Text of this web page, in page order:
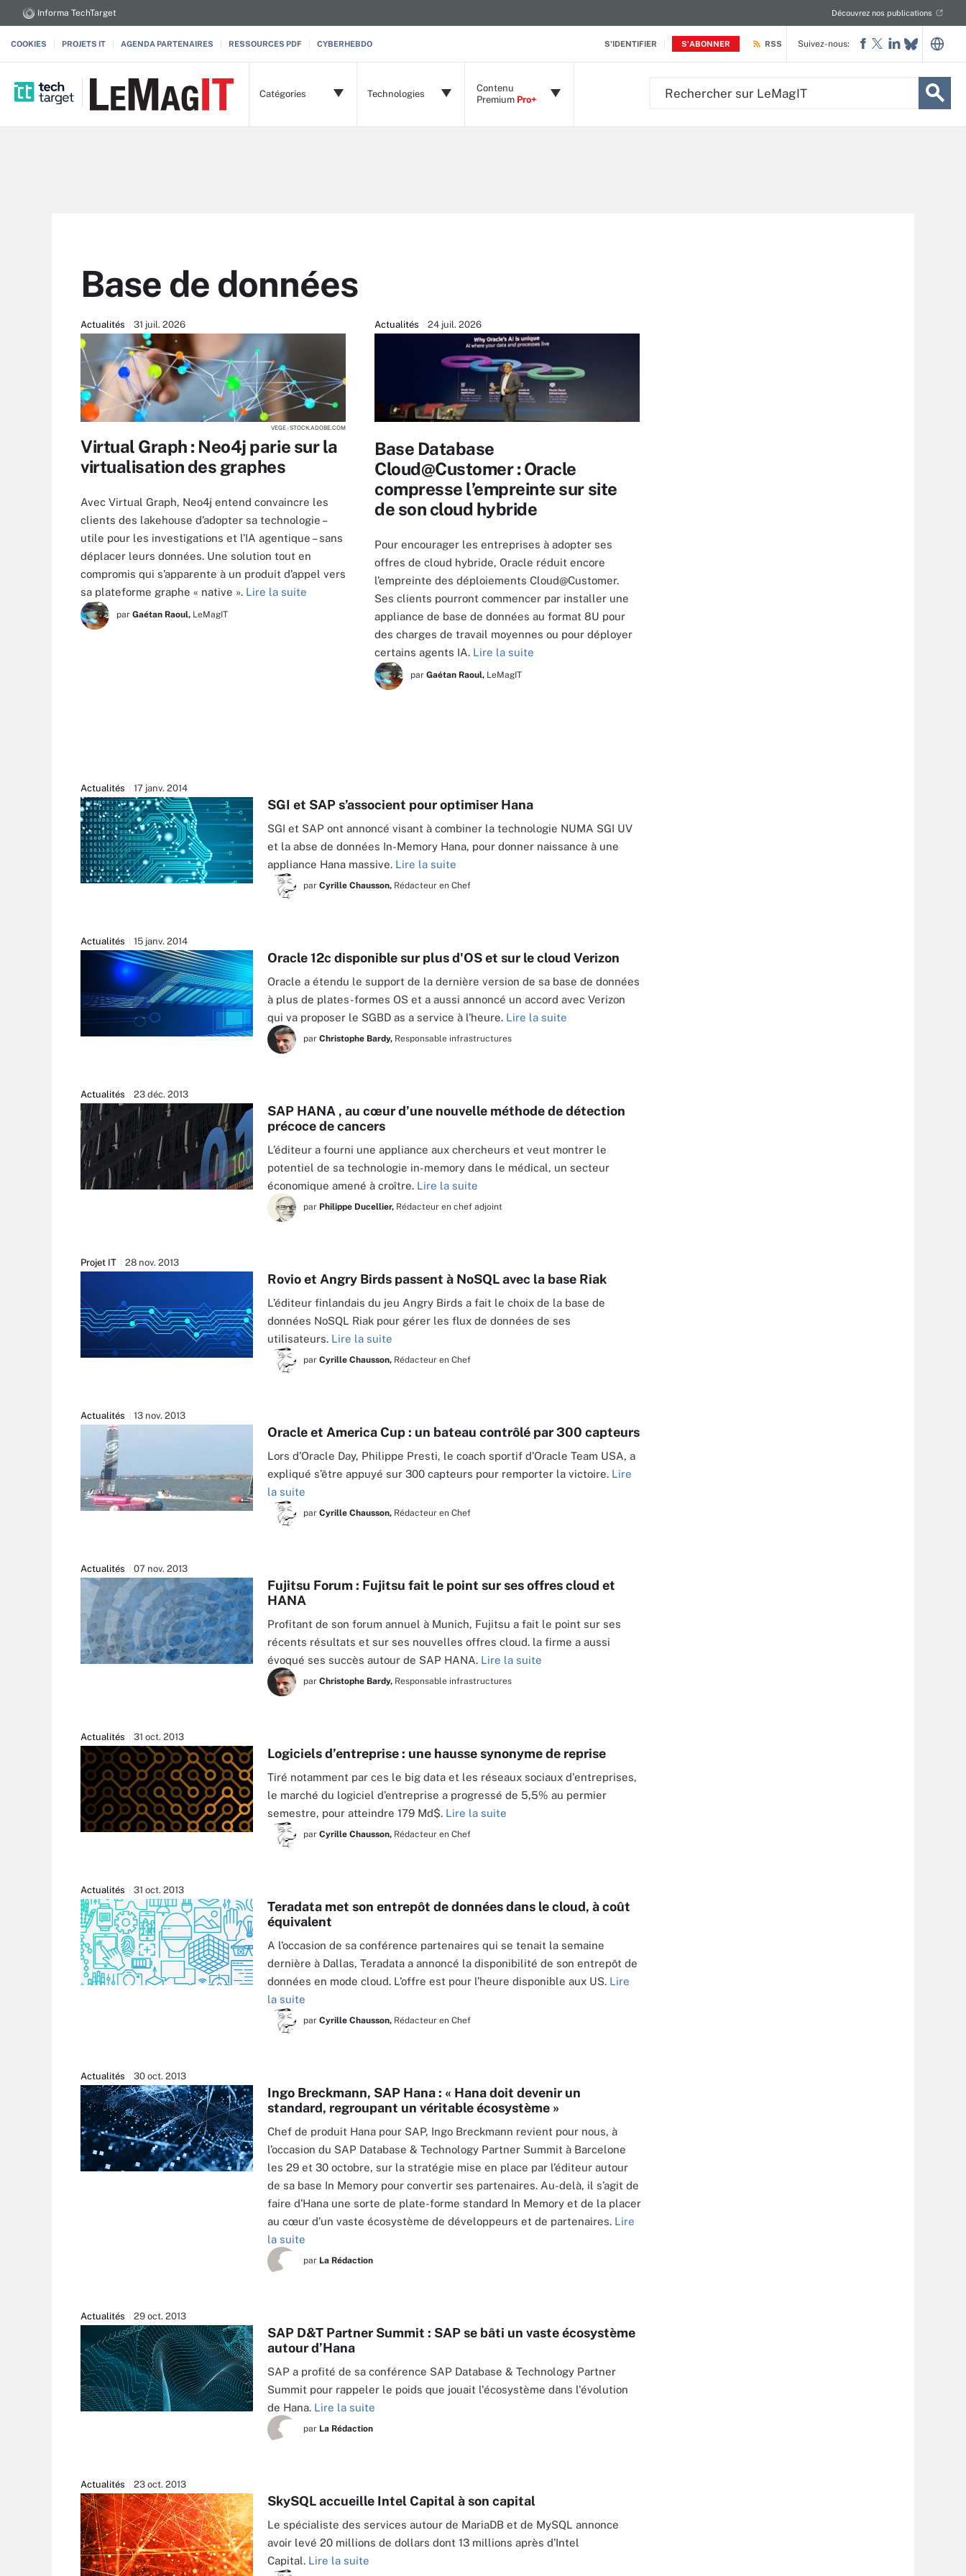
S'IDENTIFIER S'ABONNER
Informa TechTarget Découvrez nos publications
COOKIES PROJETS IT AGENDA PARTENAIRES RESSOURCES PDF CYBERHEBDO RSS
Catégories Technologies
Contenu
Premium Pro+
Suivez-nous:
Base de données
Actualités 31 juil. 2026
VEGE - STOCK.ADOBE.COM
Virtual Graph : Neo4j parie sur la
virtualisation des graphes
Avec Virtual Graph, Neo4j entend convaincre les
clients des lakehouse d’adopter sa technologie –
utile pour les investigations et l’IA agentique – sans
déplacer leurs données. Une solution tout en
compromis qui s’apparente à un produit d’appel vers
sa plateforme graphe « native ». Lire la suite
par Gaétan Raoul, LeMagIT
Actualités 24 juil. 2026
Base Database
Cloud@Customer : Oracle
compresse l’empreinte sur site
de son cloud hybride
Pour encourager les entreprises à adopter ses
offres de cloud hybride, Oracle réduit encore
l’empreinte des déploiements Cloud@Customer.
Ses clients pourront commencer par installer une
appliance de base de données au format 8U pour
des charges de travail moyennes ou pour déployer
certains agents IA. Lire la suite
par Gaétan Raoul, LeMagIT
Actualités 17 janv. 2014
SGI et SAP s’associent pour optimiser Hana
SGI et SAP ont annoncé visant à combiner la technologie NUMA SGI UV
et la abse de données In-Memory Hana, pour donner naissance à une
appliance Hana massive. Lire la suite
par Cyrille Chausson, Rédacteur en Chef
Actualités 15 janv. 2014
Oracle 12c disponible sur plus d'OS et sur le cloud Verizon
Oracle a étendu le support de la dernière version de sa base de données
à plus de plates-formes OS et a aussi annoncé un accord avec Verizon
qui va proposer le SGBD as a service à l'heure. Lire la suite
par Christophe Bardy, Responsable infrastructures
Actualités 23 déc. 2013
SAP HANA , au cœur d’une nouvelle méthode de détection
précoce de cancers
L’éditeur a fourni une appliance aux chercheurs et veut montrer le
potentiel de sa technologie in-memory dans le médical, un secteur
économique amené à croître. Lire la suite
par Philippe Ducellier, Rédacteur en chef adjoint
Projet IT 28 nov. 2013
Rovio et Angry Birds passent à NoSQL avec la base Riak
L’éditeur finlandais du jeu Angry Birds a fait le choix de la base de
données NoSQL Riak pour gérer les flux de données de ses
utilisateurs. Lire la suite
par Cyrille Chausson, Rédacteur en Chef
Actualités 13 nov. 2013
Oracle et America Cup : un bateau contrôlé par 300 capteurs
Lors d’Oracle Day, Philippe Presti, le coach sportif d’Oracle Team USA, a
expliqué s’être appuyé sur 300 capteurs pour remporter la victoire. Lire
la suite
par Cyrille Chausson, Rédacteur en Chef
Actualités 07 nov. 2013
Fujitsu Forum : Fujitsu fait le point sur ses offres cloud et
HANA
Profitant de son forum annuel à Munich, Fujitsu a fait le point sur ses
récents résultats et sur ses nouvelles offres cloud. la firme a aussi
évoqué ses succès autour de SAP HANA. Lire la suite
par Christophe Bardy, Responsable infrastructures
Actualités 31 oct. 2013
Logiciels d’entreprise : une hausse synonyme de reprise
Tiré notamment par ces le big data et les réseaux sociaux d'entreprises,
le marché du logiciel d’entreprise a progressé de 5,5% au permier
semestre, pour atteindre 179 Md$. Lire la suite
par Cyrille Chausson, Rédacteur en Chef
Actualités 31 oct. 2013
Teradata met son entrepôt de données dans le cloud, à coût
équivalent
A l’occasion de sa conférence partenaires qui se tenait la semaine
dernière à Dallas, Teradata a annoncé la disponibilité de son entrepôt de
données en mode cloud. L’offre est pour l’heure disponible aux US. Lire
la suite
par Cyrille Chausson, Rédacteur en Chef
Actualités 30 oct. 2013
Ingo Breckmann, SAP Hana : « Hana doit devenir un
standard, regroupant un véritable écosystème »
Chef de produit Hana pour SAP, Ingo Breckmann revient pour nous, à
l’occasion du SAP Database & Technology Partner Summit à Barcelone
les 29 et 30 octobre, sur la stratégie mise en place par l’éditeur autour
de sa base In Memory pour convertir ses partenaires. Au-delà, il s’agit de
faire d’Hana une sorte de plate-forme standard In Memory et de la placer
au cœur d’un vaste écosystème de développeurs et de partenaires. Lire
la suite
par La Rédaction
Actualités 29 oct. 2013
SAP D&T Partner Summit : SAP se bâti un vaste écosystème
autour d’Hana
SAP a profité de sa conférence SAP Database & Technology Partner
Summit pour rappeler le poids que jouait l'écosystème dans l'évolution
de Hana. Lire la suite
par La Rédaction
Actualités 23 oct. 2013
SkySQL accueille Intel Capital à son capital
Le spécialiste des services autour de MariaDB et de MySQL annonce
avoir levé 20 millions de dollars dont 13 millions après d’Intel
Capital. Lire la suite